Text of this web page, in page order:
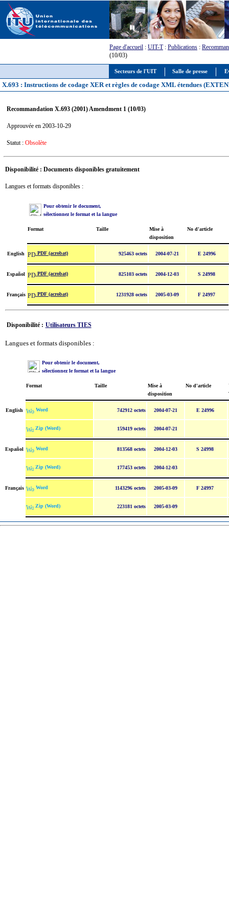
Secteurs de l'UIT Salle de presse
Page d'accueil : UIT-T: Publications :
(10/03)
X.693 : Instructions de codage XER et règles de codage XML étendues
Recommandation X.693 (2001) Amendment 1 (10/03)
Approuvée en 2003-10-29
Statut : Obsolète
Disponibilité : Documents disponibles gratuitement
Langues et formats disponibles :
Pour obtenir le document,
sélectionnez le format et la langue
Format Taille
Mise à
disposition
No d'article
English PDF (acrobat) 925463 octets 2004-07-21 E 24996
Español PDF (acrobat) 825103 octets 2004-12-03 S 24998
Français PDF (acrobat) 1231928 octets 2005-03-09 F 24997
Disponibilité : Utilisateurs TIES
Langues et formats disponibles :
Pour obtenir le document,
sélectionnez le format et la langue
Format Taille
Mise à
disposition
No d'article
English Word 742912 octets 2004-07-21 E 24996
Zip (Word) 159419 octets 2004-07-21
Español Word 813568 octets 2004-12-03 S 24998
Zip (Word) 177453 octets 2004-12-03
Français Word 1143296 octets 2005-03-09 F 24997
Zip (Word) 223181 octets 2005-03-09